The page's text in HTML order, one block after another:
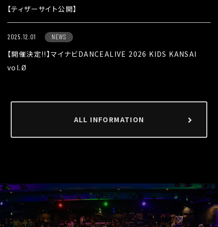
【ティザーサイト公開】
2025.12.01 NEWS
【開催決定!!】マイナビDANCEALIVE 2026 KIDS KANSAI
vol.Ø
ALL INFORMATION